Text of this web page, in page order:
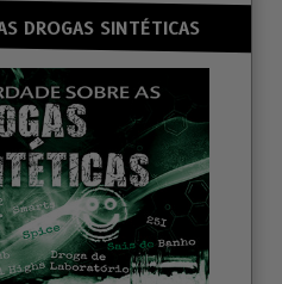
DROGAS SINTÉTICAS